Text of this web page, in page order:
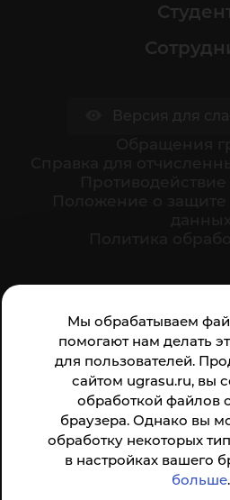
Мы обрабатываем
помогают нам делать
для пользователей.
сайтом ugrasu.ru, вы
обработкой файлов
браузера. Однако вы
обработку некоторых
в настройках вашего
больше.
Анкета доступна по QR-
ссылке